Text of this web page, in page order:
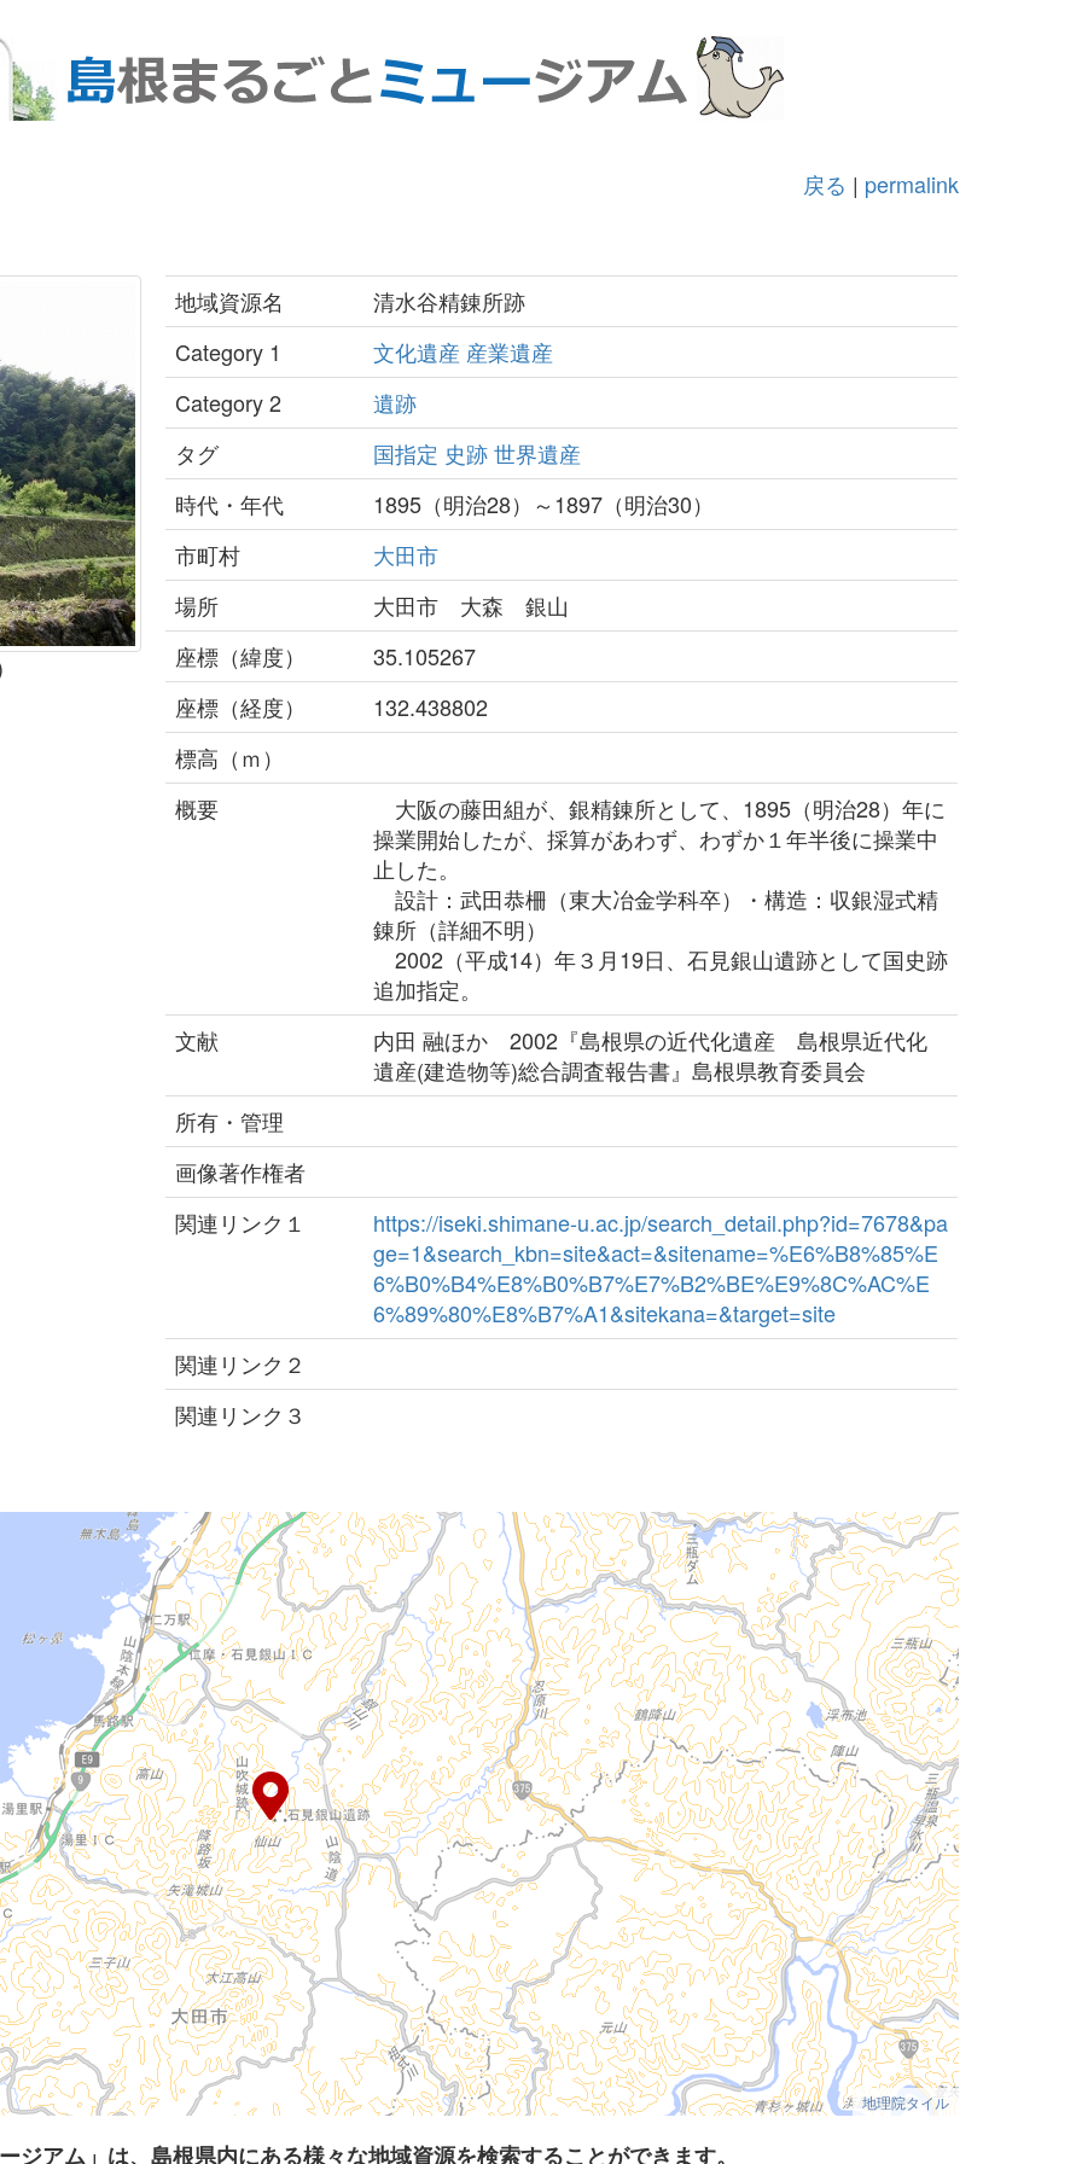
戻る | permalink
地域資源名
清水谷精錬所跡
Category 1
文化遺産 産業遺産
Category 2
遺跡
タグ
国指定 史跡 世界遺産
時代・年代
1895（明治28）～1897（明治30）
市町村
大田市
場所
大田市 大森 銀山
座標（緯度）
35.105267
座標（経度）
132.438802
標高（ｍ）
概要
大阪の藤田組が、銀精錬所として、1895（明治28）年に
操業開始したが、採算があわず、わずか１年半後に操業中
止した。
設計：武田恭柵（東大冶金学科卒）・構造：収銀湿式精
錬所（詳細不明）
2002（平成14）年３月19日、石見銀山遺跡として国史跡
追加指定。
文献
内田 融ほか 2002『島根県の近代化遺産 島根県近代化
遺産(建造物等)総合調査報告書』島根県教育委員会
所有・管理
画像著作権者
関連リンク１
https://iseki.shimane-u.ac.jp/search_detail.php?id=7678&pa
ge=1&search_kbn=site&act=&sitename=%E6%B8%85%E
6%B0%B4%E8%B0%B7%E7%B2%BE%E9%8C%AC%E
6%89%80%E8%B7%A1&sitekana=&target=site
関連リンク２
関連リンク３
地理院タイル
ジアム」は、島根県内にある様々な地域資源を検索することができます。